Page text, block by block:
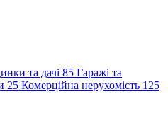
та дачі 85 Гаражі та
25 Комерційна нерухомість 125